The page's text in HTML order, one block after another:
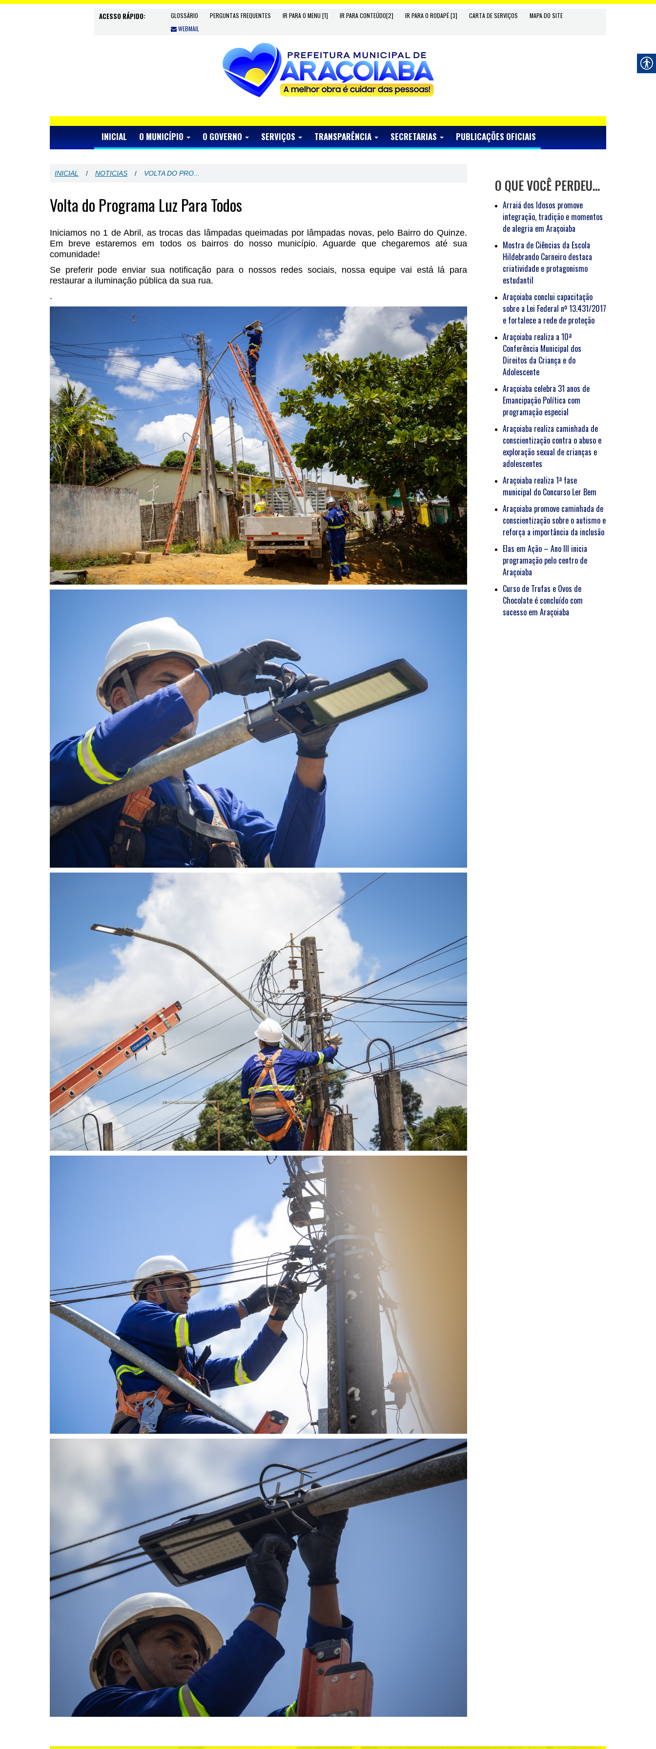
ACESSO RÁPIDO: GLOSSÁRIO PERGUNTAS FREQUENTES IR PARA O MENU [1] IR PARA CONTEÚDO[2] IR PARA O RODAPÉ [3] CARTA DE SERVIÇOS
MAPA DO SITE
WEBMAIL
INICIAL O MUNICÍPIO O GOVERNO SERVIÇOS TRANSPARÊNCIA SECRETARIAS PUBLICAÇÕES OFICIAIS
INICIAL / NOTICIAS / VOLTA DO PRO...
Volta do Programa Luz Para Todos
Iniciamos no 1 de Abril, as trocas das lâmpadas queimadas por lâmpadas novas, pelo Bairro do Quinze.
Em breve estaremos em todos os bairros do nosso município. Aguarde que chegaremos até sua
comunidade!
Se preferir pode enviar sua notificação para o nossos redes sociais, nossa equipe vai está lá para
restaurar a iluminação pública da sua rua.
.
O QUE VOCÊ PERDEU…
Arraiá dos Idosos promove
integração, tradição e momentos
de alegria em Araçoiaba
Mostra de Ciências da Escola
Hildebrando Carneiro destaca
criatividade e protagonismo
estudantil
Araçoiaba conclui capacitação
sobre a Lei Federal nº 13.431/2017
e fortalece a rede de proteção
Araçoiaba realiza a 10ª
Conferência Municipal dos
Direitos da Criança e do
Adolescente
Araçoiaba celebra 31 anos de
Emancipação Política com
programação especial
Araçoiaba realiza caminhada de
conscientização contra o abuso e
exploração sexual de crianças e
adolescentes
Araçoiaba realiza 1ª fase
municipal do Concurso Ler Bem
Araçoiaba promove caminhada de
conscientização sobre o autismo e
reforça a importância da inclusão
Elas em Ação – Ano III inicia
programação pelo centro de
Araçoiaba
Curso de Trufas e Ovos de
Chocolate é concluído com
sucesso em Araçoiaba